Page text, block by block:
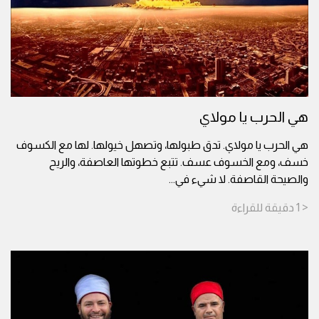
هي الحرب يا مولاي
هي الحرب يا مولاي. تدق طبولها، وتصهل خيولها. لها مع الكسوف
خسف، ومع الخسوف عسف. تتبع خطوتها العاصفة، والريح
والصيحة القاصفة. لا شيء في...
< 1 دقيقة للقراءة